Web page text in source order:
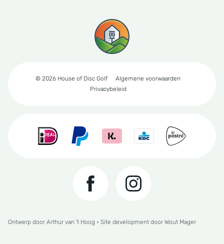
© 2026 House of Disc Golf
Algemene voorwaarden
Privacybeleid
Ontwerp door Arthur van 't Hoog • Site development door Wout Mager